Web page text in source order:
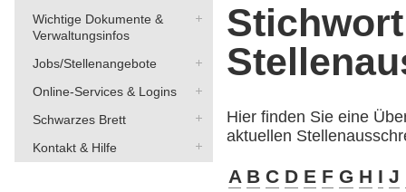
Wichtige Dokumente &
Verwaltungsinfos
Jobs/Stellenangebote
Online-Services & Logins
Schwarzes Brett
Kontakt & Hilfe
Hier finden Sie eine
aktuellen
A B C D E F G H I J